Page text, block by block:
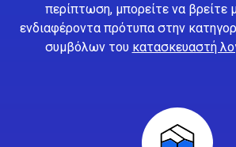
περίπτωση, μπορείτε να βρείτε
ενδιαφέροντα πρότυπα στην
συμβόλων του κατασκευαστή